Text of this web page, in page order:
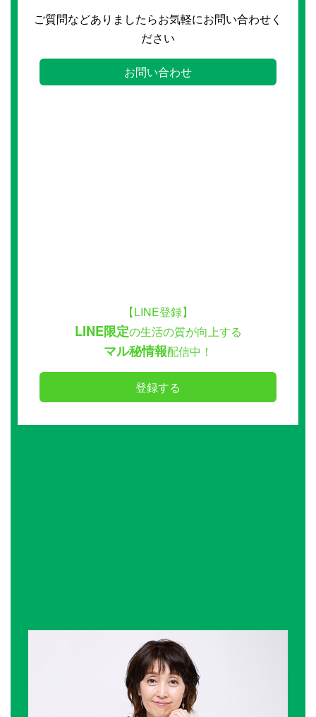
ご質問などありましたらお気軽にお問い合わせく
ださい
お問い合わせ
【LINE登録】
LINE限定の生活の質が向上する
マル秘情報配信中！
登録する